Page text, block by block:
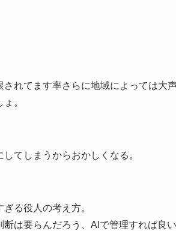
れてます率さらに地域によっては大
。
てしまうからおかしくなる。
る役人の考え方。
は要らんだろう、AIで管理すれば良い